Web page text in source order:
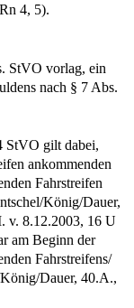
4, 5).
StVO vorlag, ein
nach § 7 Abs.
StVO gilt dabei,
ankommenden
Fahrstreifen
König/Dauer,
v. 8.12.2003, 16 U
am Beginn der
Fahrstreifens/
Dauer, 40.A.,